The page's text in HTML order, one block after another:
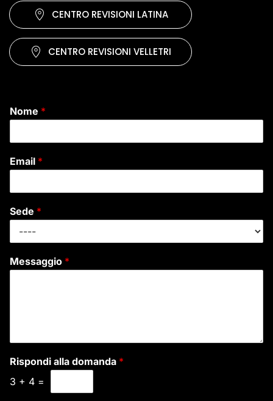
CENTRO REVISIONI LATINA
CENTRO REVISIONI VELLETRI
Nome *
Email *
Sede *
Messaggio *
Rispondi alla domanda *
3 + 4 =